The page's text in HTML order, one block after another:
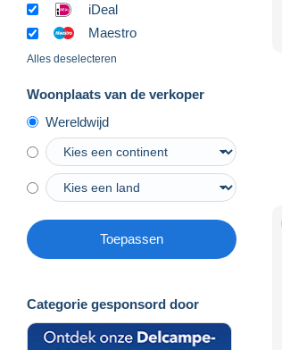
iDeal
Maestro
Alles deselecteren
Woonplaats van de verkoper
Wereldwijd
Toepassen
Categorie gesponsord door